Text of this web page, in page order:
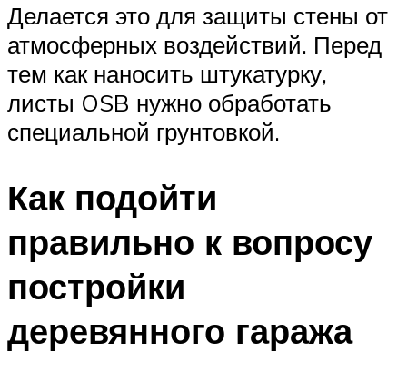
Делается это для защиты стены от
атмосферных воздействий. Перед
тем как наносить штукатурку,
листы OSB нужно обработать
специальной грунтовкой.
Как подойти
правильно к вопросу
постройки
деревянного гаража